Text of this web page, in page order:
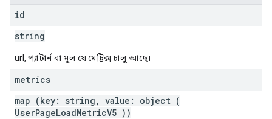
id
string
url, প্যাটার্ন বা মূল যে মেট্রিক্স চালু আছে।
metrics
map (key: string, value: object (
UserPageLoadMetricV5 ))